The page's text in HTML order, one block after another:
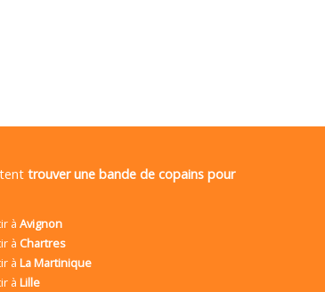
trouver une bande de copains pour
à Avignon
à Chartres
à La Martinique
à Lille